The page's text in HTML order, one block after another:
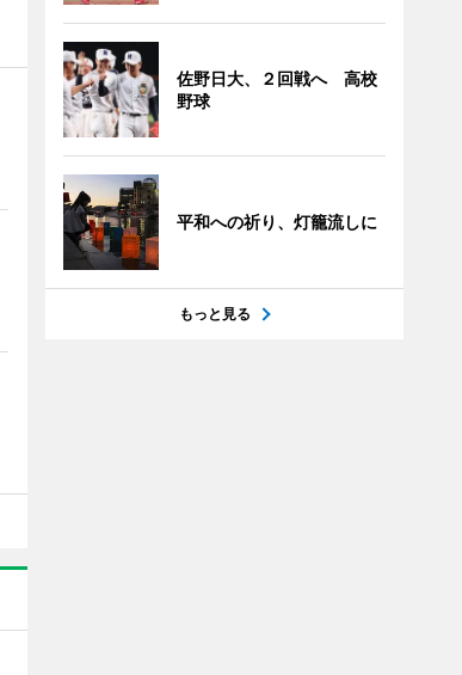
佐野日大、２回戦へ 高校
野球
平和への祈り、灯籠流しに
もっと見る